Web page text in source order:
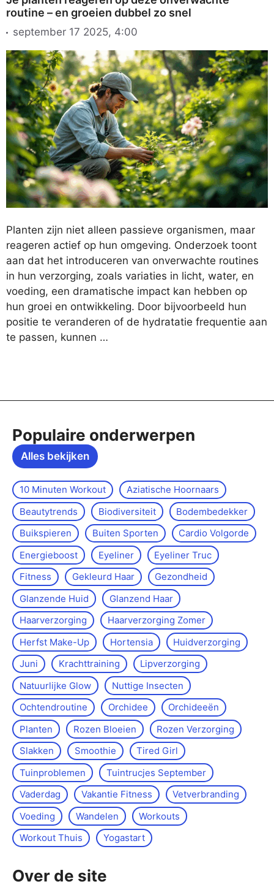
routine – en groeien dubbel zo snel
september 17 2025, 4:00
Planten zijn niet alleen passieve organismen, maar
reageren actief op hun omgeving. Onderzoek toont
aan dat het introduceren van onverwachte routines
in hun verzorging, zoals variaties in licht, water, en
voeding, een dramatische impact kan hebben op
hun groei en ontwikkeling. Door bijvoorbeeld hun
positie te veranderen of de hydratatie frequentie aan
te passen, kunnen …
Populaire onderwerpen
Alles bekijken
10 Minuten Workout
Aziatische Hoornaars
Beautytrends
Biodiversiteit
Bodembedekker
Buikspieren
Buiten Sporten
Cardio Volgorde
Energieboost
Eyeliner
Eyeliner Truc
Fitness
Gekleurd Haar
Gezondheid
Glanzende Huid
Glanzend Haar
Haarverzorging
Haarverzorging Zomer
Herfst Make-Up
Hortensia
Huidverzorging
Juni
Krachttraining
Lipverzorging
Natuurlijke Glow
Nuttige Insecten
Ochtendroutine
Orchidee
Orchideeën
Planten
Rozen Bloeien
Rozen Verzorging
Slakken
Smoothie
Tired Girl
Tuinproblemen
Tuintrucjes September
Vaderdag
Vakantie Fitness
Vetverbranding
Voeding
Wandelen
Workouts
Workout Thuis
Yoga­start
Over de site